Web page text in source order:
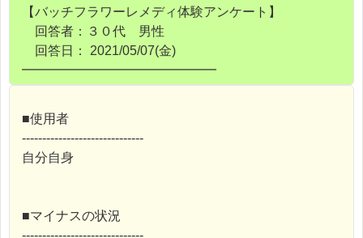
【バッチフラワーレメディ体験アンケート】
回答者：３０代 男性
回答日： 2021/05/07(金)
━━━━━━━━━━━━━━━
■使用者
------------------------------
自分自身
■マイナスの状況
------------------------------